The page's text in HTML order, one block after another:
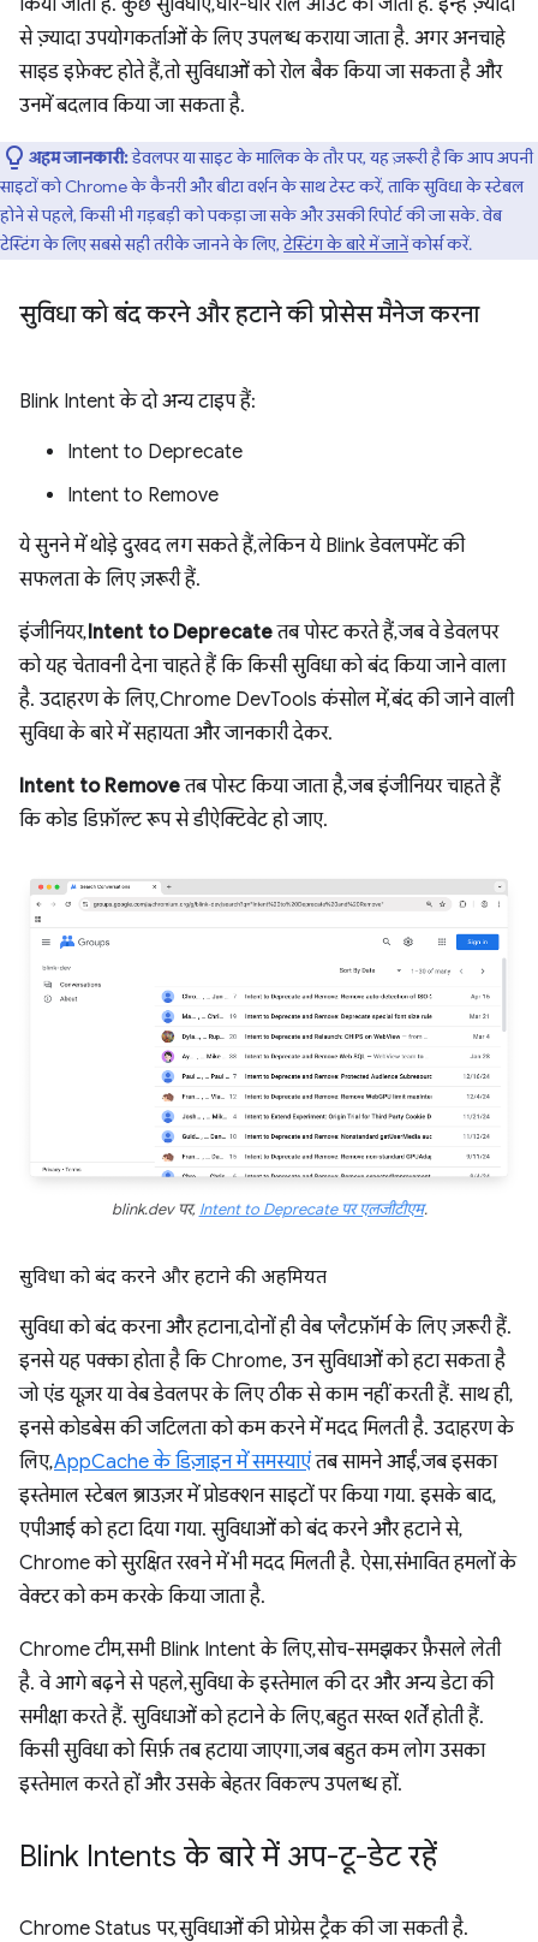
किया जाता है. कुछ सुविधाएं, धीरे-धीरे रोल आउट की जाती हैं. इन्हें ज़्यादा
से ज़्यादा उपयोगकर्ताओं के लिए उपलब्ध कराया जाता है. अगर अनचाहे
साइड इफ़ेक्ट होते हैं, तो सुविधाओं को रोल बैक किया जा सकता है और
उनमें बदलाव किया जा सकता है.
अहम जानकारी:डेवलपर या साइट के मालिक के तौर पर, यह ज़रूरी है कि आप अपनी
साइटों को Chrome के कैनरी और बीटा वर्शन के साथ टेस्ट करें, ताकि सुविधा के स्टेबल
होने से पहले, किसी भी गड़बड़ी को पकड़ा जा सके और उसकी रिपोर्ट की जा सके. वेब
टेस्टिंग के लिए सबसे सही तरीके जानने के लिए,टेस्टिंग के बारे में जानेंकोर्स करें.
सुविधा को बंद करने और हटाने की प्रोसेस मैनेज करना
Blink Intent के दो अन्य टाइप हैं:
Intent to Deprecate
Intent to Remove
ये सुनने में थोड़े दुखद लग सकते हैं, लेकिन ये Blink डेवलपमेंट की
सफलता के लिए ज़रूरी हैं.
इंजीनियर,Intent to Deprecateतब पोस्ट करते हैं, जब वे डेवलपर
को यह चेतावनी देना चाहते हैं कि किसी सुविधा को बंद किया जाने वाला
है. उदाहरण के लिए, Chrome DevTools कंसोल में, बंद की जाने वाली
सुविधा के बारे में सहायता और जानकारी देकर.
Intent to Removeतब पोस्ट किया जाता है, जब इंजीनियर चाहते हैं
कि कोड डिफ़ॉल्ट रूप से डीऐक्टिवेट हो जाए.
blink.dev पर, Intent to Deprecate पर एलजीटीएम.
सुविधा को बंद करने और हटाने की अहमियत
सुविधा को बंद करना और हटाना, दोनों ही वेब प्लैटफ़ॉर्म के लिए ज़रूरी हैं.
इनसे यह पक्का होता है कि Chrome, उन सुविधाओं को हटा सकता है
जो एंड यूज़र या वेब डेवलपर के लिए ठीक से काम नहीं करती हैं. साथ ही,
इनसे कोडबेस की जटिलता को कम करने में मदद मिलती है. उदाहरण के
लिए,AppCache के डिज़ाइन में समस्याएंतब सामने आईं, जब इसका
इस्तेमाल स्टेबल ब्राउज़र में प्रोडक्शन साइटों पर किया गया. इसके बाद,
एपीआई को हटा दिया गया. सुविधाओं को बंद करने और हटाने से,
Chrome को सुरक्षित रखने में भी मदद मिलती है. ऐसा, संभावित हमलों के
वेक्टर को कम करके किया जाता है.
Chrome टीम, सभी Blink Intent के लिए, सोच-समझकर फ़ैसले लेती
है. वे आगे बढ़ने से पहले, सुविधा के इस्तेमाल की दर और अन्य डेटा की
समीक्षा करते हैं. सुविधाओं को हटाने के लिए, बहुत सख्त शर्तें होती हैं.
किसी सुविधा को सिर्फ़ तब हटाया जाएगा, जब बहुत कम लोग उसका
इस्तेमाल करते हों और उसके बेहतर विकल्प उपलब्ध हों.
Blink Intents के बारे में अप-टू-डेट रहें
Chrome Status पर, सुविधाओं की प्रोग्रेस ट्रैक की जा सकती है.